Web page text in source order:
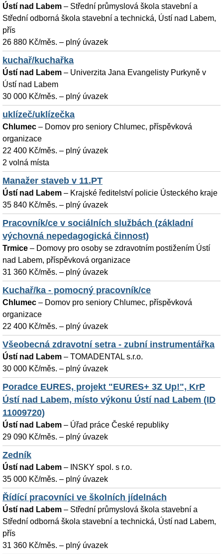
Ústí nad Labem – Střední průmyslová škola stavební a
Střední odborná škola stavební a technická, Ústí nad Labem,
přís
26 880 Kč/měs. – plný úvazek
kuchař/kuchařka
Ústí nad Labem – Univerzita Jana Evangelisty Purkyně v
Ústí nad Labem
30 000 Kč/měs. – plný úvazek
uklízeč/uklízečka
Chlumec – Domov pro seniory Chlumec, příspěvková
organizace
22 400 Kč/měs. – plný úvazek
2 volná místa
Manažer staveb v 11.PT
Ústí nad Labem – Krajské ředitelství policie Ústeckého kraje
35 840 Kč/měs. – plný úvazek
Pracovník/ce v sociálních službách (základní
výchovná nepedagogická činnost)
Trmice – Domovy pro osoby se zdravotním postižením Ústí
nad Labem, příspěvková organizace
31 360 Kč/měs. – plný úvazek
Kuchař/ka - pomocný pracovník/ce
Chlumec – Domov pro seniory Chlumec, příspěvková
organizace
22 400 Kč/měs. – plný úvazek
Všeobecná zdravotní setra - zubní instrumentářka
Ústí nad Labem – TOMADENTAL s.r.o.
30 000 Kč/měs. – plný úvazek
Poradce EURES, projekt "EURES+ 3Z Up!", KrP
Ústí nad Labem, místo výkonu Ústí nad Labem (ID
11009720)
Ústí nad Labem – Úřad práce České republiky
29 090 Kč/měs. – plný úvazek
Zedník
Ústí nad Labem – INSKY spol. s r.o.
35 000 Kč/měs. – plný úvazek
Řídící pracovníci ve školních jídelnách
Ústí nad Labem – Střední průmyslová škola stavební a
Střední odborná škola stavební a technická, Ústí nad Labem,
přís
31 360 Kč/měs. – plný úvazek